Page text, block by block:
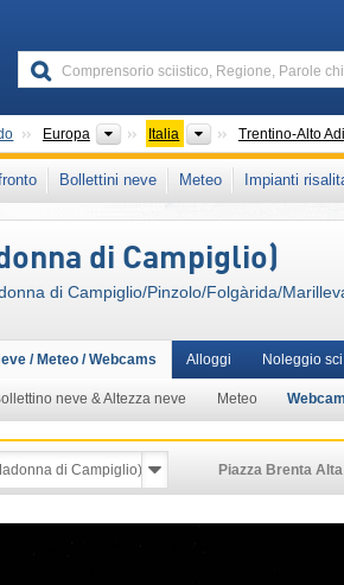
Europa Continenti
Italia PaesiTrentino-Alto
Europa Continenti
Italia Paesi
...
, Alpi, Unione Europea
Bollettini neve Meteo Impianti
di Campiglio)
di Campiglio/​Pinzolo/​Folgàrida/​
/ Meteo / Webcams
neve & Altezza neve Meteo Webcam
Alloggi Noleggio sci
Piazza Brenta